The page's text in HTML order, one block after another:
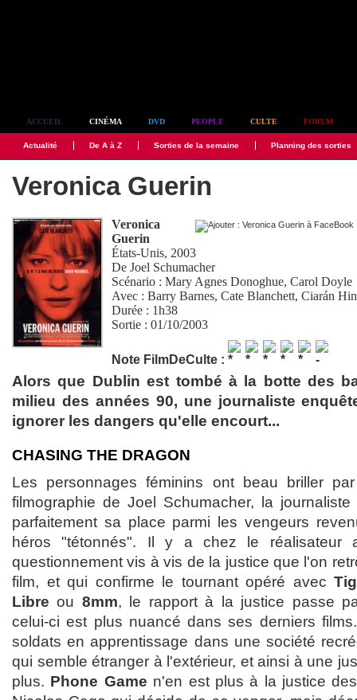
ACCUEIL CINÉMA DVD PEOPLE CULTE FORUM
Actualité De A à Z Sorties de la semaine Planning des sorties
Veronica Guerin
Veronica
Guerin
États-Unis, 2003
DeJoel Schumacher
Scénario :Mary Agnes Donoghue,Carol Doyle
Avec :Barry Barnes,Cate Blanchett,Ciarán
Durée : 1h38
Sortie : 01/10/2003
Note FilmDeCulte :
Alors que Dublin est tombé à la botte des
milieu des années 90, une journaliste
ignorer les dangers qu'elle encourt...
CHASING THE DRAGON
Les personnages féminins ont beau briller
filmographie de Joel Schumacher, la
parfaitement sa place parmi les vengeurs
héros "tétonnés". Il y a chez le réalisateur
questionnement vis à vis de la justice que l'on
film, et qui confirme le tournant opéré avec
Libre ou 8mm, le rapport à la justice passe
celui-ci est plus nuancé dans ses derniers
soldats en apprentissage dans une société
qui semble étranger à l'extérieur, et ainsi à une
plus. Phone Game n'en est plus à la justice